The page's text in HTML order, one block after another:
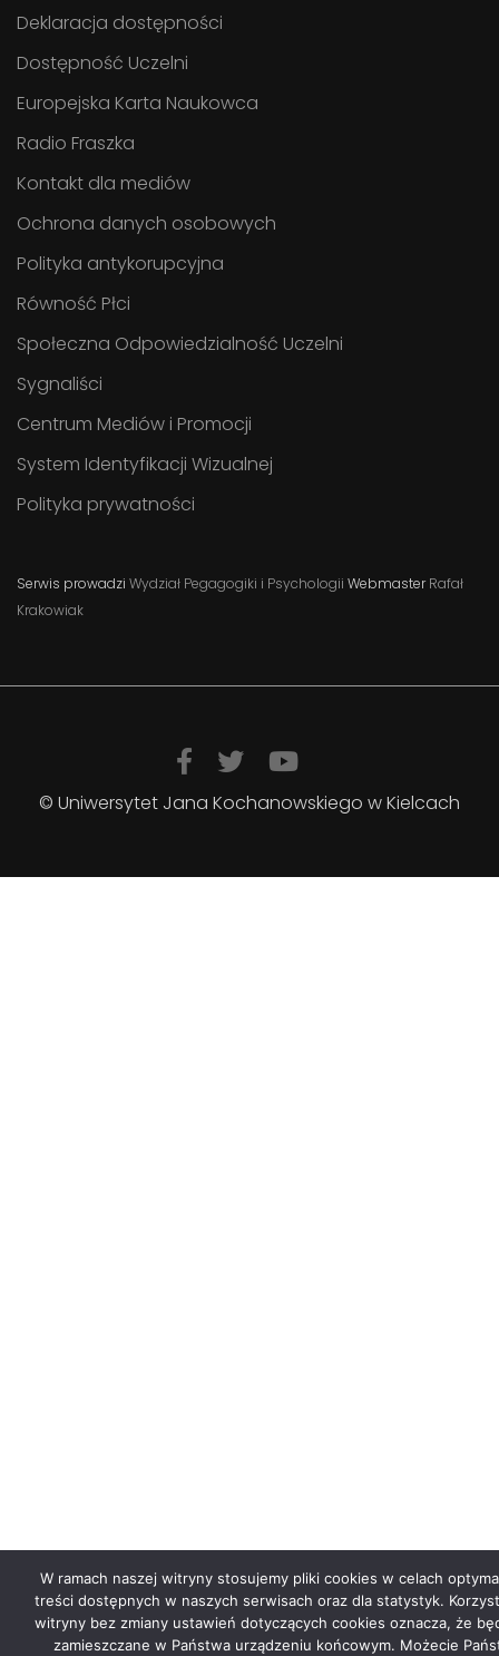
Deklaracja dostępności
Dostępność Uczelni
Europejska Karta Naukowca
Radio Fraszka
Kontakt dla mediów
Ochrona danych osobowych
Polityka antykorupcyjna
Równość Płci
Społeczna Odpowiedzialność Uczelni
Sygnaliści
Centrum Mediów i Promocji
System Identyfikacji Wizualnej
Polityka prywatności
Serwis prowadzi Wydział Pegagogiki i Psychologii WebmasterRafał
Krakowiak
© Uniwersytet Jana Kochanowskiego w Kielcach
W ramach naszej witryny stosujemy pliki cookies w celach
treści dostępnych w naszych serwisach oraz dla statystyk.
witryny bez zmiany ustawień dotyczących cookies oznacza, że
zamieszczane w Państwa urządzeniu końcowym. Możecie